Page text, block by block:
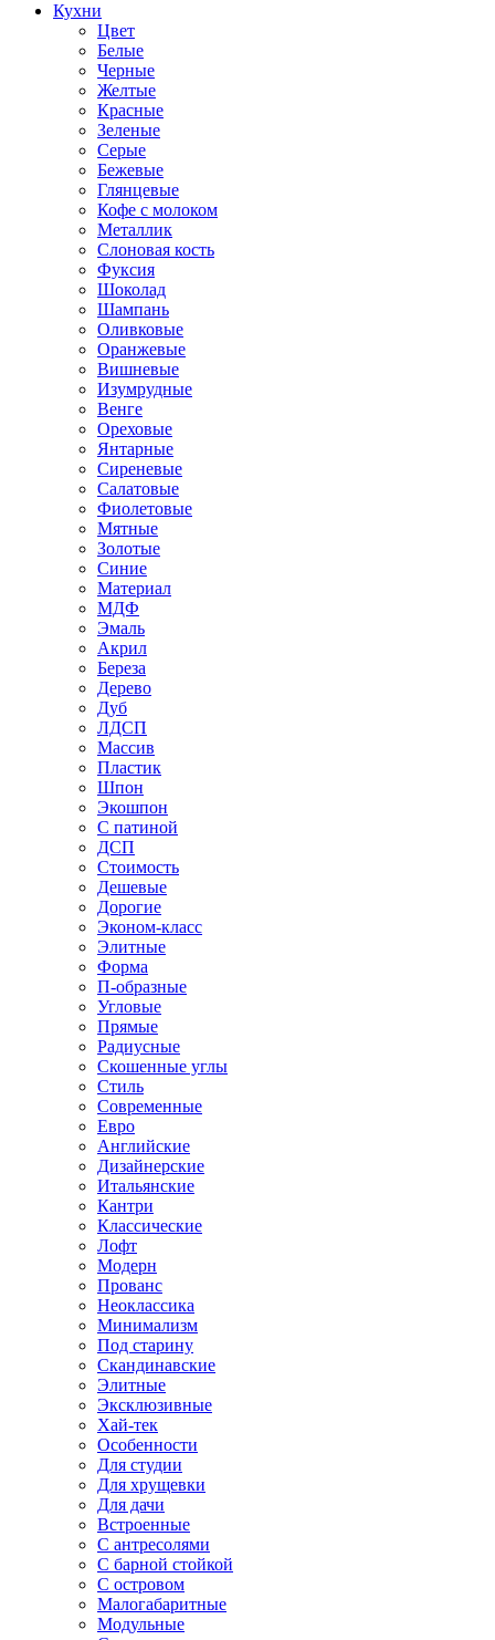
Кухни
Цвет
Белые
Черные
Желтые
Красные
Зеленые
Серые
Бежевые
Глянцевые
Кофе с молоком
Металлик
Слоновая кость
Фуксия
Шоколад
Шампань
Оливковые
Оранжевые
Вишневые
Изумрудные
Венге
Ореховые
Янтарные
Сиреневые
Салатовые
Фиолетовые
Мятные
Золотые
Синие
Материал
МДФ
Эмаль
Акрил
Береза
Дерево
Дуб
ЛДСП
Массив
Пластик
Шпон
Экошпон
С патиной
ДСП
Стоимость
Дешевые
Дорогие
Эконом-класс
Элитные
Форма
П-образные
Угловые
Прямые
Радиусные
Скошенные углы
Стиль
Современные
Евро
Английские
Дизайнерские
Итальянские
Кантри
Классические
Лофт
Модерн
Прованс
Неоклассика
Минимализм
Под старину
Скандинавские
Элитные
Эксклюзивные
Хай-тек
Особенности
Для студии
Для хрущевки
Для дачи
Встроенные
С антресолями
С барной стойкой
С островом
Малогабаритные
Модульные